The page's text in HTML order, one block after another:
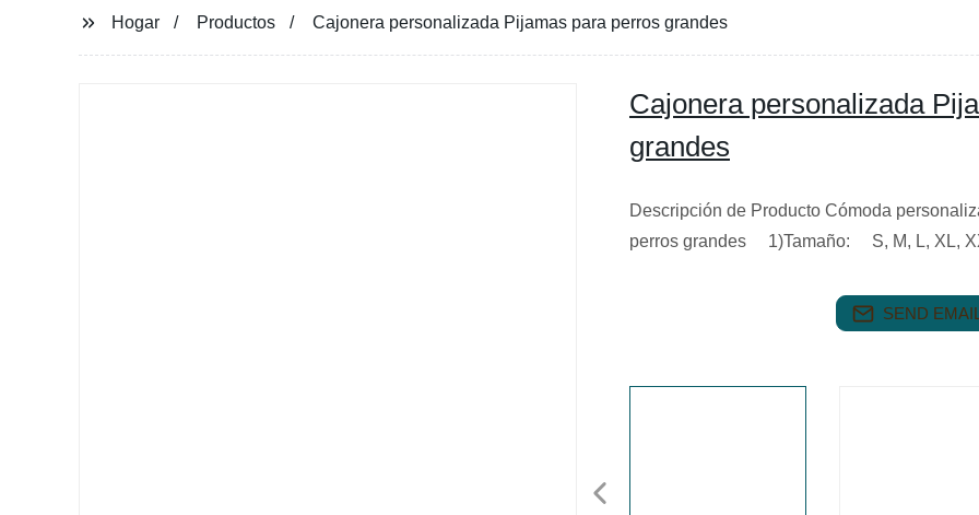
Hogar Productos Cajonera personalizada Pijamas para perros grandes
Cajonera personalizada
grandes
Descripción de Producto Cómoda
perros grandes 1)Tamaño: S, M, L, XL,
SEND